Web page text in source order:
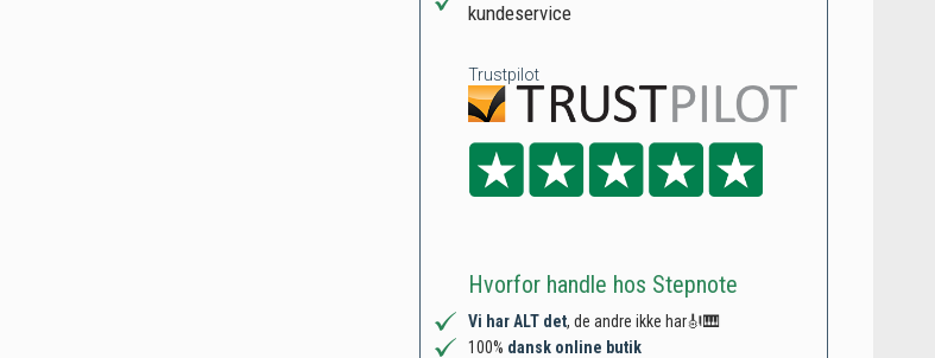
kundeservice
Trustpilot
Hvorfor handle hos Stepnote
Vi har ALT det, de andre ikke har🎻🎹
100% dansk online butik